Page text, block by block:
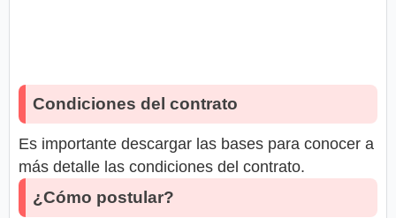
Condiciones del contrato
Es importante descargar las bases para conocer a
más detalle las condiciones del contrato.
¿Cómo postular?